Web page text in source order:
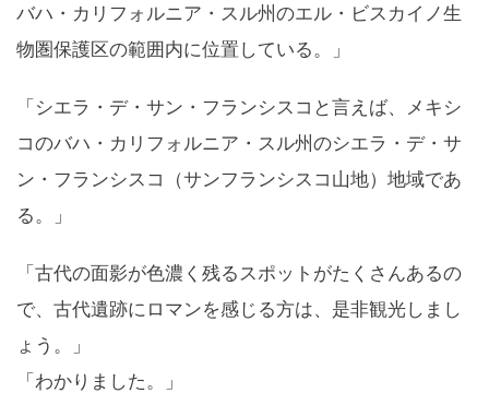
バハ・カリフォルニア・スル州のエル・ビスカイノ生
物圏保護区の範囲内に位置している。」
「シエラ・デ・サン・フランシスコと言えば、メキシ
コのバハ・カリフォルニア・スル州のシエラ・デ・サ
ン・フランシスコ（サンフランシスコ山地）地域であ
る。」
「古代の面影が色濃く残るスポットがたくさんあるの
で、古代遺跡にロマンを感じる方は、是非観光しまし
ょう。」
「わかりました。」